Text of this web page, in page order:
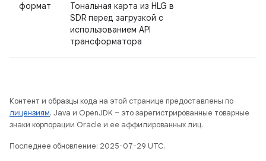
формат
Тональная карта из HLG в
SDR перед загрузкой с
использованием API
трансформатора
Контент и образцы кода на этой странице предоставлены по
лицензиям. Java и OpenJDK – это зарегистрированные товарные
знаки корпорации Oracle и ее аффилированных лиц.
Последнее обновление: 2025-07-29 UTC.